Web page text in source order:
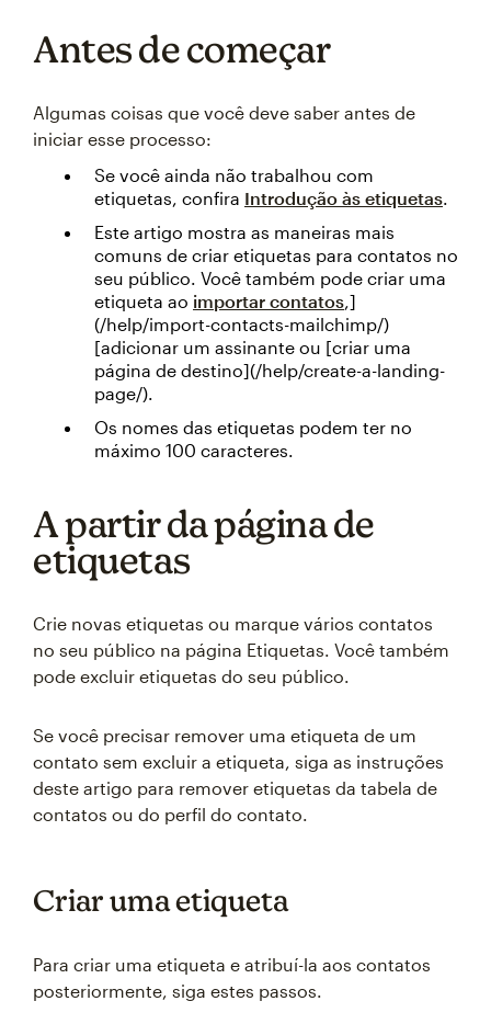
Antes de começar
Algumas coisas que você deve saber antes de
iniciar esse processo:
Se você ainda não trabalhou com
etiquetas, confira Introdução às etiquetas.
Este artigo mostra as maneiras mais
comuns de criar etiquetas para contatos no
seu público. Você também pode criar uma
etiqueta ao importar contatos,]
(/help/import-contacts-mailchimp/)
[adicionar um assinante ou [criar uma
página de destino](/help/create-a-landing-
page/).
Os nomes das etiquetas podem ter no
máximo 100 caracteres.
A partir da página de
etiquetas
Crie novas etiquetas ou marque vários contatos
no seu público na página Etiquetas. Você também
pode excluir etiquetas do seu público.
Se você precisar remover uma etiqueta de um
contato sem excluir a etiqueta, siga as instruções
deste artigo para remover etiquetas da tabela de
contatos ou do perfil do contato.
Criar uma etiqueta
Para criar uma etiqueta e atribuí-la aos contatos
posteriormente, siga estes passos.